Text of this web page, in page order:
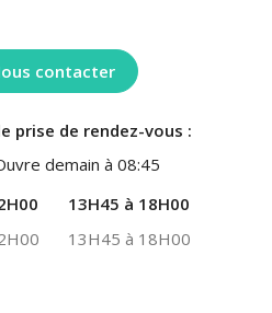
contacter
prise de rendez-vous :
demain à 08:45
13H45 à 18H00
13H45 à 18H00